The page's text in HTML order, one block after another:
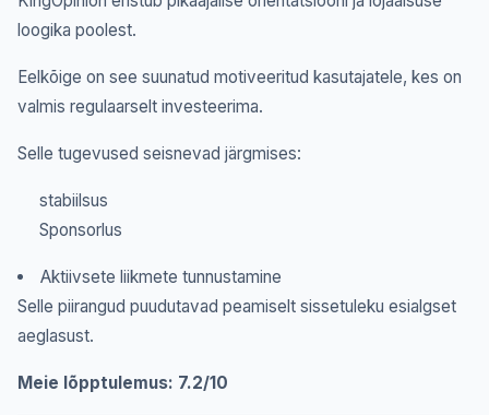
loogika poolest.
Eelkõige on see suunatud motiveeritud kasutajatele, kes on
valmis regulaarselt investeerima.
Selle tugevused seisnevad järgmises:
stabiilsus
Sponsorlus
Aktiivsete liikmete tunnustamine
Selle piirangud puudutavad peamiselt sissetuleku esialgset
aeglasust.
Meie lõpptulemus: 7.2/10